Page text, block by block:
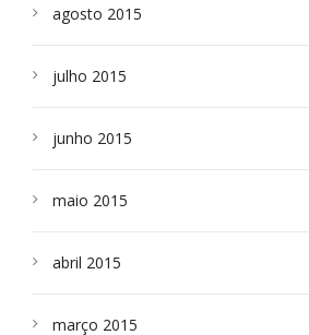
agosto 2015
julho 2015
junho 2015
maio 2015
abril 2015
março 2015